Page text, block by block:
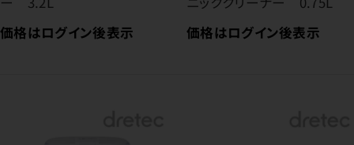
価格はログイン後表示
価格はログイン後表示